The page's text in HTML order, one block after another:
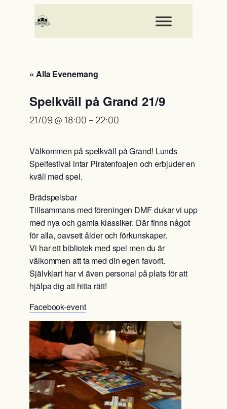
« Alla Evenemang
Spelkväll på Grand 21/9
21/09 @ 18:00 – 22:00
Välkommen på spelkväll på Grand! Lunds
Spelfestival intar Piratenfoajen och erbjuder en
kväll med spel.
Brädspelsbar
Tillsammans med föreningen DMF dukar vi upp
med nya och gamla klassiker. Där finns något
för alla, oavsett ålder och förkunskaper.
Vi har ett bibliotek med spel men du är
välkommen att ta med din egen favorit.
Självklart har vi även personal på plats för att
hjälpa dig att hitta rätt!
Facebook-event